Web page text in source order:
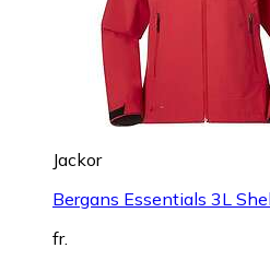
Jackor
Bergans Essentials 3L
fr.